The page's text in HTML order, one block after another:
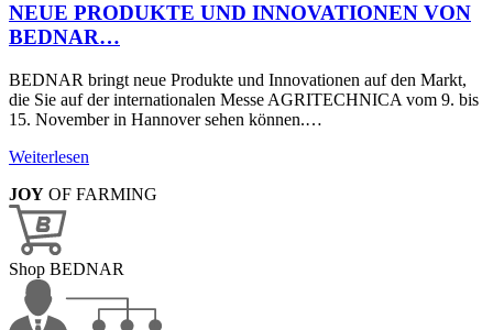
NEUE PRODUKTE UND INNOVATIONEN VON
BEDNAR…
BEDNAR bringt neue Produkte und Innovationen auf den Markt,
die Sie auf der internationalen Messe AGRITECHNICA vom 9. bis
15. November in Hannover sehen können.…
Weiterlesen
JOY OF FARMING
Shop BEDNAR